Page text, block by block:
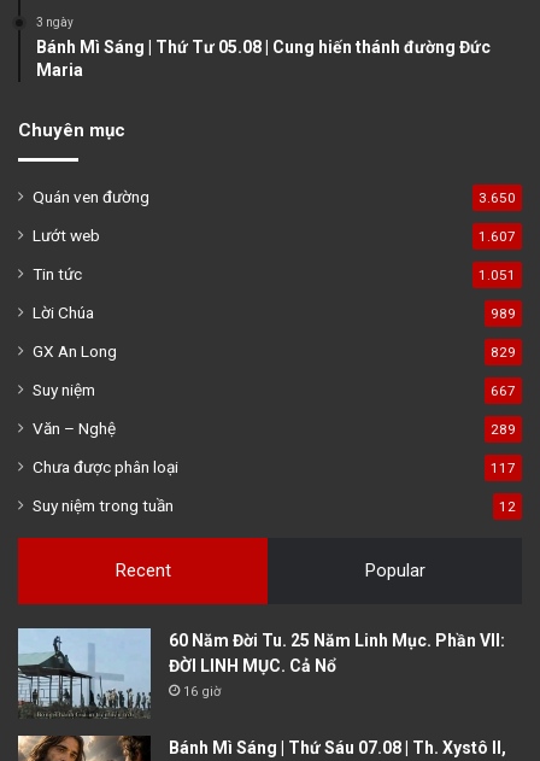
3 ngày
Bánh Mì Sáng | Thứ Tư 05.08 | Cung hiến thánh đường Đức
Maria
Chuyên mục
Quán ven đường 3.650
Lướt web 1.607
Tin tức 1.051
Lời Chúa 989
GX An Long 829
Suy niệm 667
Văn – Nghệ 289
Chưa được phân loại 117
Suy niệm trong tuần 12
Recent Popular
60 Năm Đời Tu. 25 Năm Linh Mục. Phần VII:
ĐỜI LINH MỤC. Cả Nổ
16 giờ
Bánh Mì Sáng | Thứ Sáu 07.08 | Th. Xystô II,